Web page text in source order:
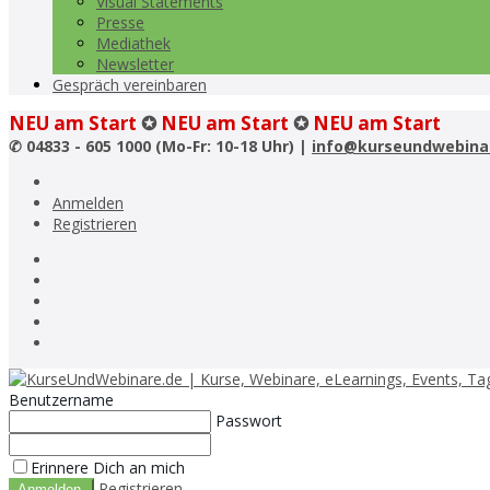
Presse
Mediathek
Newsletter
Gespräch vereinbaren
NEU am Start ✪ NEU am Start ✪ NEU am Start
✆ 04833 - 605 1000 (Mo-Fr: 10-18 Uhr) |
Anmelden
Registrieren
Benutzername
Passwort
Erinnere Dich an mich